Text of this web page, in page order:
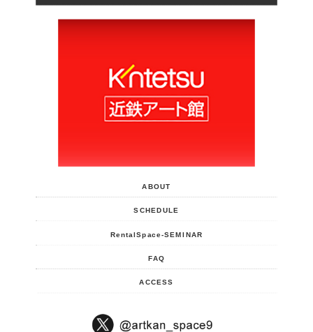
ABOUT
SCHEDULE
RentalSpace-SEMINAR
FAQ
ACCESS